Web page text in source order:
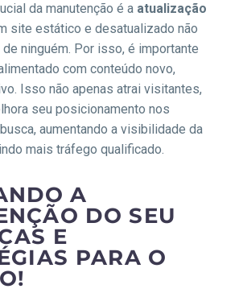
da manutenção é a atualização
site estático e desatualizado não
de ninguém. Por isso, é importante
com conteúdo novo,
Isso não apenas atrai visitantes,
seu posicionamento nos
aumentando a visibilidade da
mais tráfego qualificado.
A
DO SEU
E
PARA O